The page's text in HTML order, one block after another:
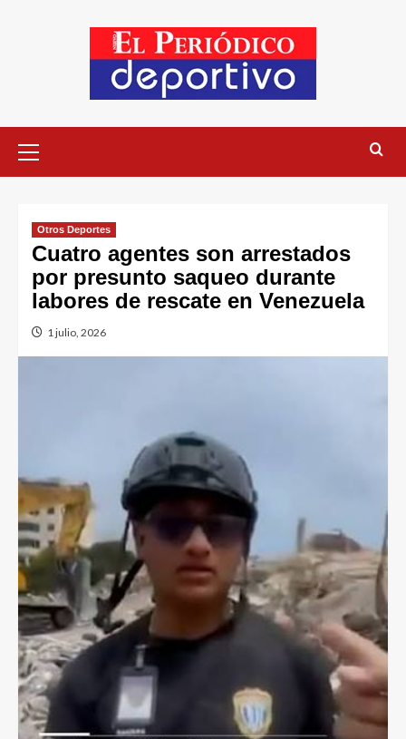
Otros Deportes
Cuatro agentes son arrestados
por presunto saqueo durante
labores de rescate en Venezuela
1 julio, 2026